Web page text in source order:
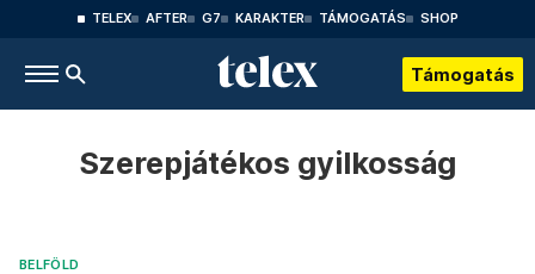
TELEX AFTER G7 KARAKTER TÁMOGATÁS SHOP
Támogatás
Szerepjátékos gyilkosság
BELFÖLD